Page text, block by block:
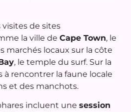
de sites
la ville de Cape Town, le
marchés locaux sur la côte
, le temple du surf. Sur la
à rencontrer la faune locale
et des manchots.
incluent une session